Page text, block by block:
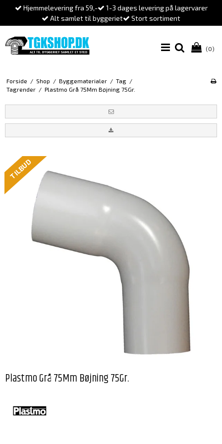
Hjemmelevering fra 59,-
1-3 dages levering på lagervarer
Alt samlet til byggeriet
Stort sortiment
(0)
Forside / Shop / Byggematerialer / Tag /
Tagrender / Plastmo Grå 75Mm Bøjning 75Gr.
TILBUD
Plastmo Grå 75Mm Bøjning 75Gr.